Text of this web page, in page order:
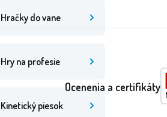
Hračky do vane
Hry na profesie
Kinetický piesok
Ocenenia a certifikáty